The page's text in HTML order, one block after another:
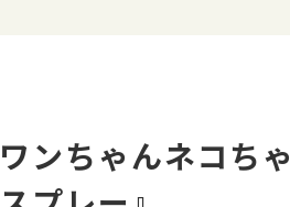
ワンちゃんネコち